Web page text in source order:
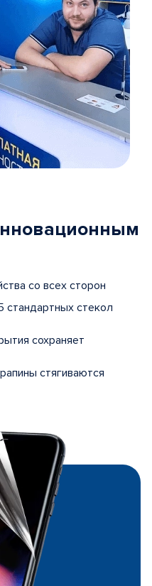
со всех сторон
стандартных стекол
сохраняет
стягиваются